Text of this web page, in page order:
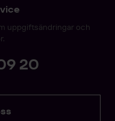
uppgiftsändringar och
20